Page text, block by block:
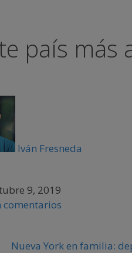
país más
Iván Fresneda
9, 2019
comentarios
Nueva York en familia: